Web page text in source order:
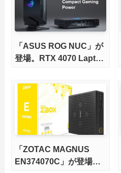
「ASUS ROG NUC」が
登場。RTX 4070 Laptop
PC
「ZOTAC MAGNUS
EN374070C」が登場。